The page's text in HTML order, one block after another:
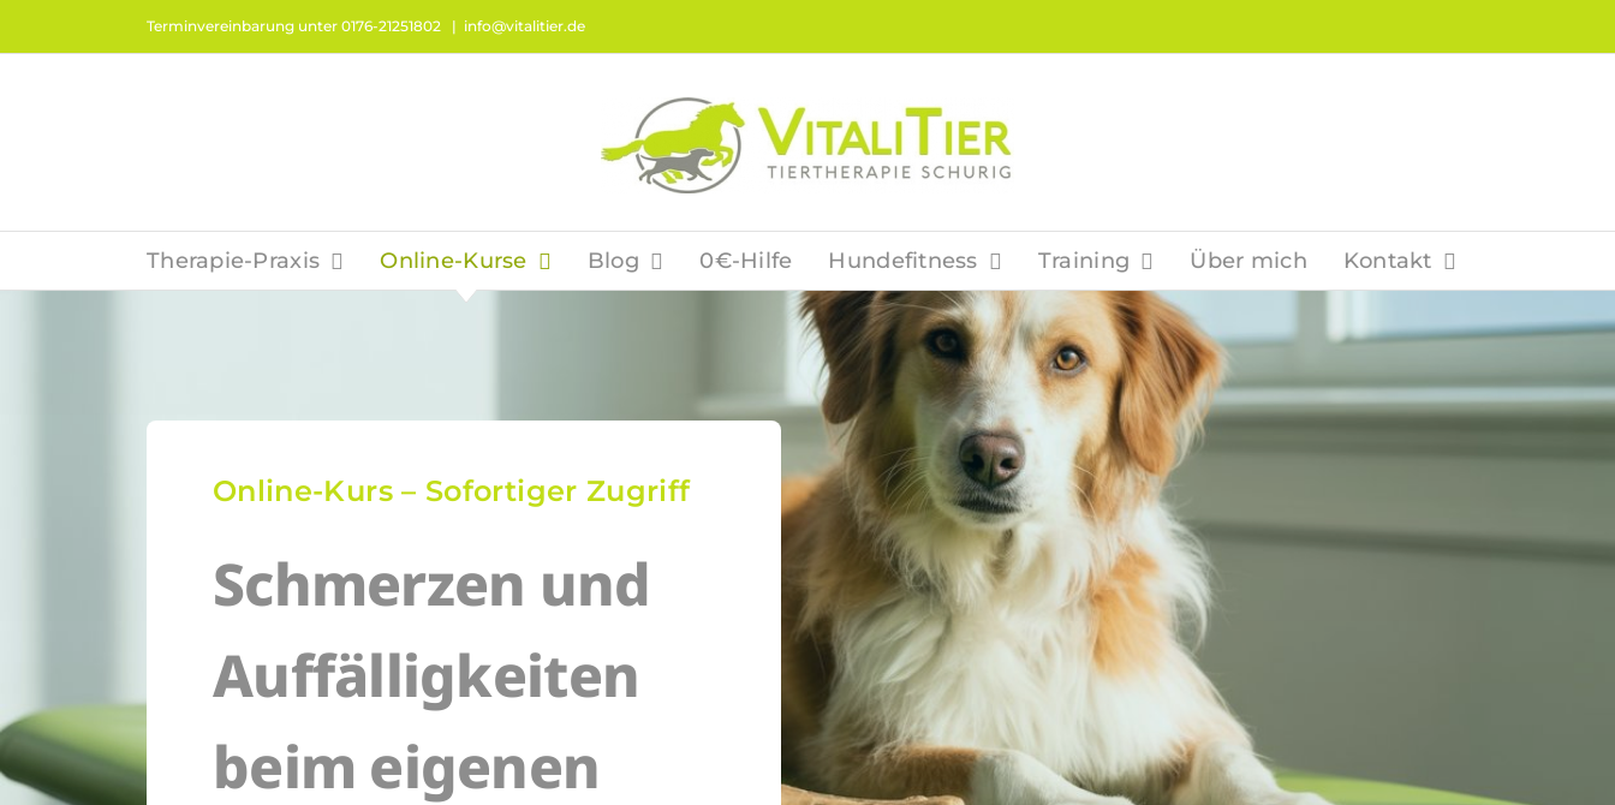
Terminvereinbarung unter 0176-21251802 | info@vitalitier.de
Therapie-Praxis Online-Kurse Blog 0€-Hilfe Hundefitness Training Über mich Kontakt
Online-Kurs – Sofortiger Zugriff
Schmerzen und
Auffälligkeiten
beim eigenen